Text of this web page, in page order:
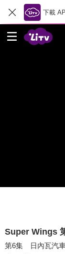
下載
Super Wings
第6集 日內瓦汽